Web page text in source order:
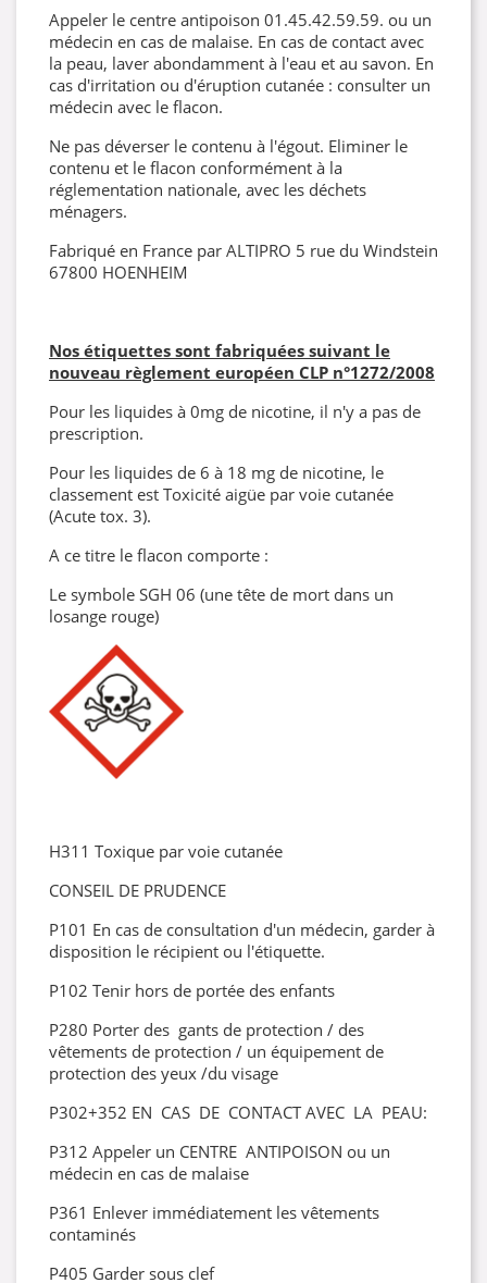
Appeler le centre antipoison 01.45.42.59.59. ou un
médecin en cas de malaise. En cas de contact avec
la peau, laver abondamment à l'eau et au savon. En
cas d'irritation ou d'éruption cutanée : consulter un
médecin avec le flacon.
Ne pas déverser le contenu à l'égout. Eliminer le
contenu et le flacon conformément à la
réglementation nationale, avec les déchets
ménagers.
Fabriqué en France par ALTIPRO 5 rue du Windstein
67800 HOENHEIM
Nos étiquettes sont fabriquées suivant le
nouveau règlement européen CLP n°1272/2008
Pour les liquides à 0mg de nicotine, il n'y a pas de
prescription.
Pour les liquides de 6 à 18 mg de nicotine, le
classement est Toxicité aigüe par voie cutanée
(Acute tox. 3).
A ce titre le flacon comporte :
Le symbole SGH 06 (une tête de mort dans un
losange rouge)
H311 Toxique par voie cutanée
CONSEIL DE PRUDENCE
P101 En cas de consultation d'un médecin, garder à
disposition le récipient ou l'étiquette.
P102 Tenir hors de portée des enfants
P280 Porter des gants de protection / des
vêtements de protection / un équipement de
protection des yeux /du visage
P302+352 EN CAS DE CONTACT AVEC LA PEAU:
P312 Appeler un CENTRE ANTIPOISON ou un
médecin en cas de malaise
P361 Enlever immédiatement les vêtements
contaminés
P405 Garder sous clef